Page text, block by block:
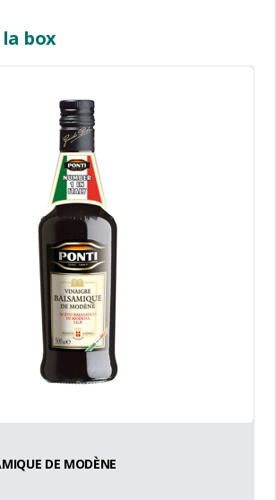
box
DE MODÈNE